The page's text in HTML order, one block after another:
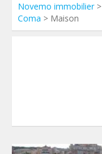
Novemo immobilier>
Coma > Maison